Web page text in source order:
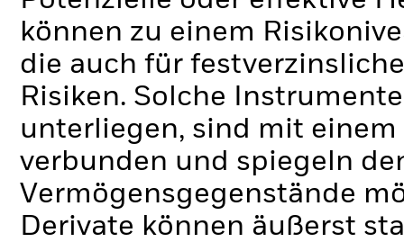
können zu einem
die auch für
Risiken. Solche
unterliegen, sind mit
verbunden und spiegeln
Vermögensgegenstände
Derivate können äußerst